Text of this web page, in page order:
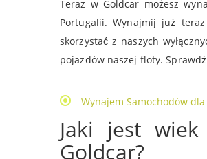
Teraz w Goldcar możesz
Portugalii. Wynajmij już
skorzystać z naszych
pojazdów naszej floty.
Wynajem Samochodów
Jaki jest
Goldcar?